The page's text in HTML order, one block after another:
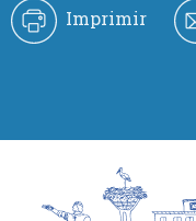
Imprimir